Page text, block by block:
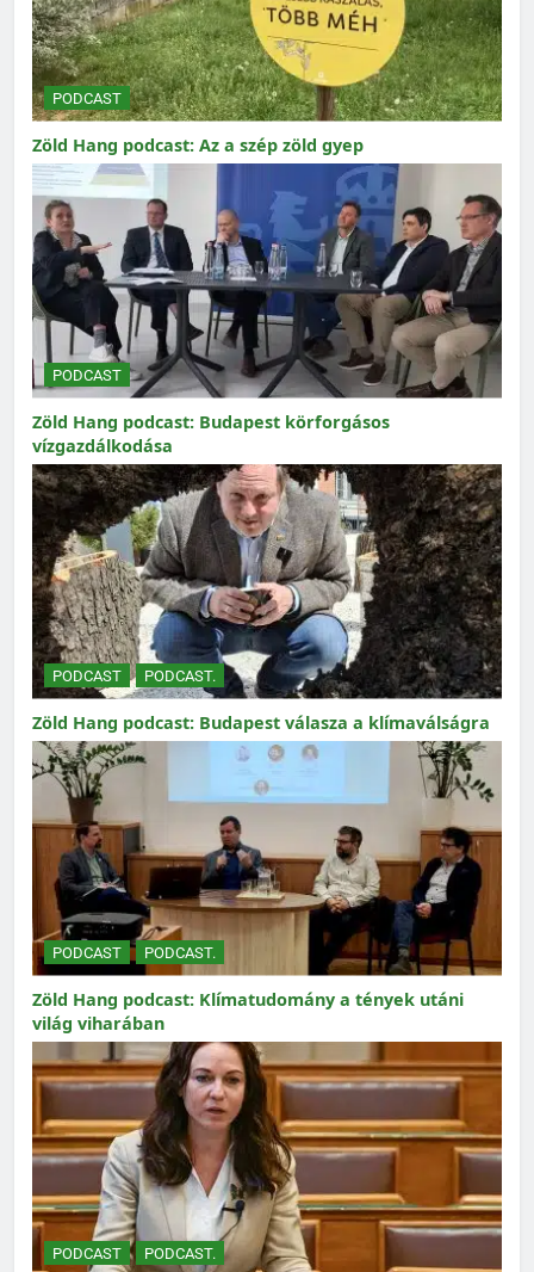
PODCAST
Zöld Hang podcast: Az a szép zöld gyep
PODCAST
Zöld Hang podcast: Budapest körforgásos
vízgazdálkodása
PODCAST PODCAST.
Zöld Hang podcast: Budapest válasza a klímaválságra
PODCAST PODCAST.
Zöld Hang podcast: Klímatudomány a tények utáni
világ viharában
PODCAST PODCAST.